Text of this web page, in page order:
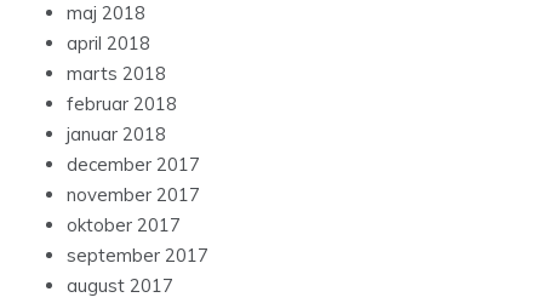
maj 2018
april 2018
marts 2018
februar 2018
januar 2018
december 2017
november 2017
oktober 2017
september 2017
august 2017